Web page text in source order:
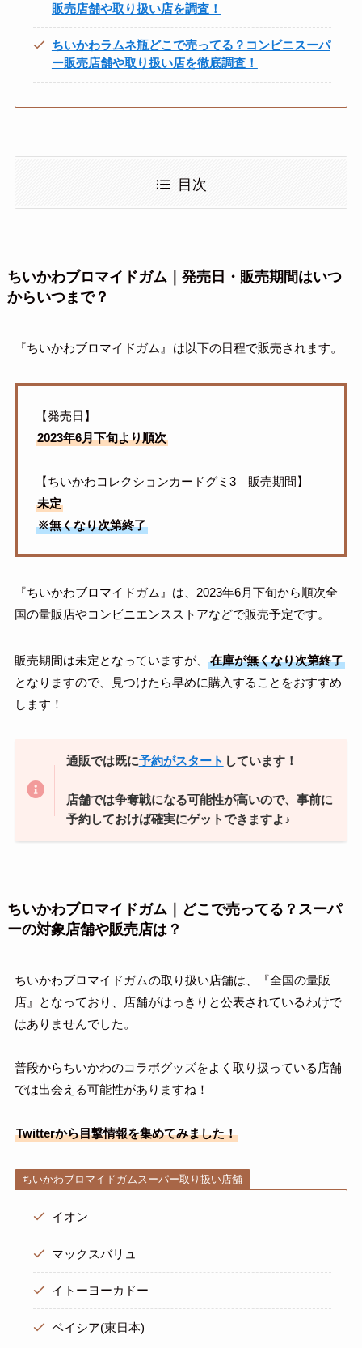
販売店舗や取り扱い店を調査！
ちいかわラムネ瓶どこで売ってる？コンビニスーパ
ー販売店舗や取り扱い店を徹底調査！
目次
ちいかわブロマイドガム｜発売日・販売期間はいつ
からいつまで？
『ちいかわブロマイドガム』 は以下の日程で販売されます。
【発売日】
2023年6月下旬より順次
【ちいかわコレクションカードグミ3 販売期間】
未定
※無くなり次第終了
『ちいかわブロマイドガム』は、2023年6月下旬から順次全
国の量販店やコンビニエンスストアなどで販売予定です。
販売期間は未定となっていますが、
在庫が無くなり次第終了
となりますので、見つけたら早めに購入することをおすすめ
します！
通販では既に予約がスタート しています！
店舗では争奪戦になる可能性が高いので、事前に
予約しておけば確実にゲットできますよ♪
ちいかわブロマイドガム｜どこで売ってる？スーパ
ーの対象店舗や販売店は？
ちいかわブロマイドガムの取り扱い店舗は、『全国の量販
店』となっており、店舗がはっきりと公表されているわけで
はありませんでした。
普段からちいかわのコラボグッズをよく取り扱っている店舗
では出会える可能性がありますね！
Twitterから目撃情報を集めてみました！
ちいかわブロマイドガムスーパー取り扱い店舗
イオン
マックスバリュ
イトーヨーカドー
ベイシア(東日本)